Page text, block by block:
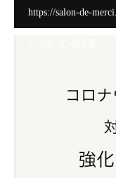
https://salon-de-